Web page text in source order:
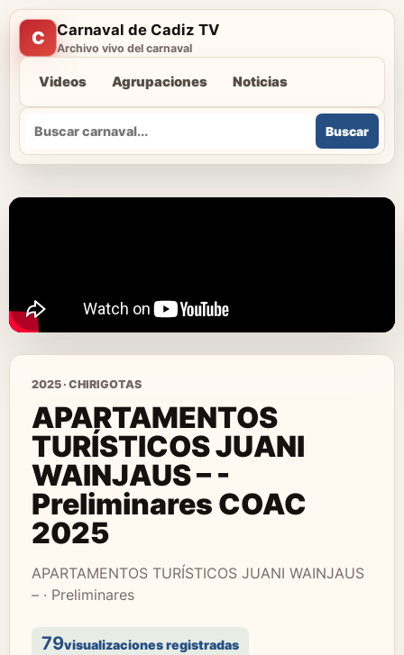
C Carnaval de Cadiz TV
Archivo vivo del carnaval
Videos Agrupaciones Noticias
Buscar
Buscar
2025 · CHIRIGOTAS
APARTAMENTOS
TURÍSTICOS JUANI
WAINJAUS – -
Preliminares COAC
2025
APARTAMENTOS TURÍSTICOS JUANI WAINJAUS
– · Preliminares
79visualizaciones registradas